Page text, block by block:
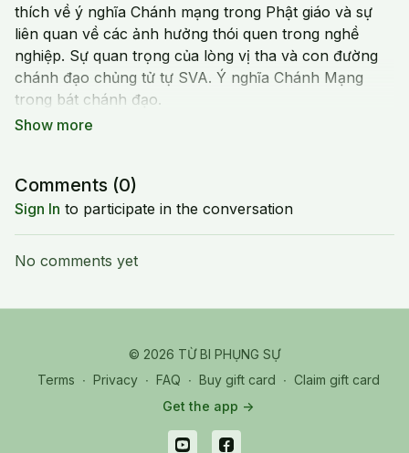
thích về ý nghĩa Chánh mạng trong Phật giáo và sự
liên quan về các ảnh hưởng thói quen trong nghề
nghiệp. Sự quan trọng của lòng vị tha và con đường
chánh đạo chủng tử tự SVA. Ý nghĩa Chánh Mạng
trong bát chánh đạo.
những chủng tử tự và những câu chú của những
chủng tử tự này.
-----
Phone: 714-242-3400
https://www.compassheart.com/
Comments (0)
Sign In to participate in the conversation
No comments yet
© 2026 TỪ BI PHỤNG SỰ
Terms ∙ Privacy ∙ FAQ ∙ Buy gift card ∙ Claim gift card
Get the app ->